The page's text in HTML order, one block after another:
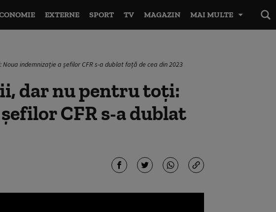
EXTERNE SPORT TV MAGAZIN MAI MULTE
indemnizație a șefilor CFR s-a dublat față de cea din 2023
dar nu pentru toți:
CFR s-a dublat